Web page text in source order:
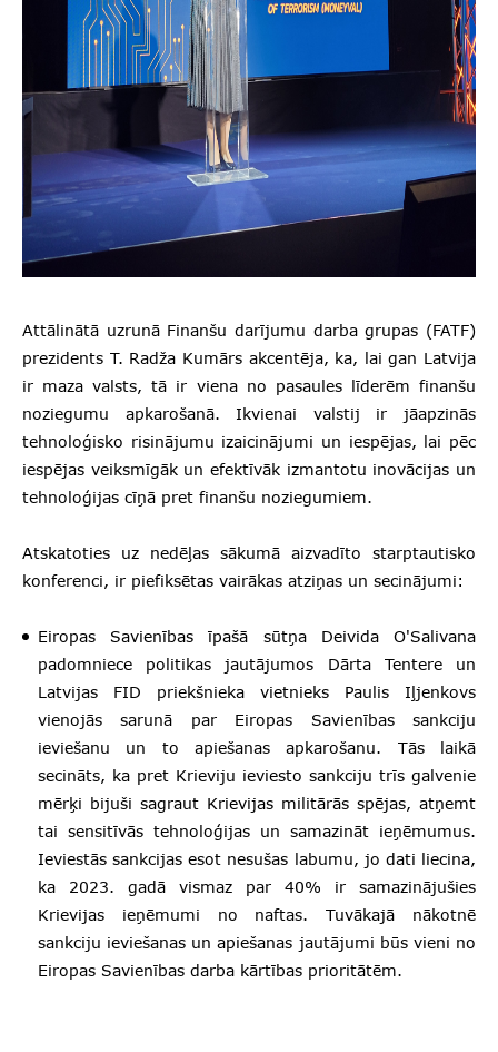
Attālinātā uzrunā Finanšu darījumu darba grupas (FATF)
prezidents T. Radža Kumārs akcentēja, ka, lai gan Latvija
ir maza valsts, tā ir viena no pasaules līderēm finanšu
noziegumu apkarošanā. Ikvienai valstij ir jāapzinās
tehnoloģisko risinājumu izaicinājumi un iespējas, lai pēc
iespējas veiksmīgāk un efektīvāk izmantotu inovācijas un
tehnoloģijas cīņā pret finanšu noziegumiem.
Atskatoties uz nedēļas sākumā aizvadīto starptautisko
konferenci, ir piefiksētas vairākas atziņas un secinājumi:
Eiropas Savienības īpašā sūtņa Deivida O'Salivana
padomniece politikas jautājumos Dārta Tentere un
Latvijas FID priekšnieka vietnieks Paulis Iļjenkovs
vienojās sarunā par Eiropas Savienības sankciju
ieviešanu un to apiešanas apkarošanu. Tās laikā
secināts, ka pret Krieviju ieviesto sankciju trīs galvenie
mērķi bijuši sagraut Krievijas militārās spējas, atņemt
tai sensitīvās tehnoloģijas un samazināt ieņēmumus.
Ieviestās sankcijas esot nesušas labumu, jo dati liecina,
ka 2023. gadā vismaz par 40% ir samazinājušies
Krievijas ieņēmumi no naftas. Tuvākajā nākotnē
sankciju ieviešanas un apiešanas jautājumi būs vieni no
Eiropas Savienības darba kārtības prioritātēm.